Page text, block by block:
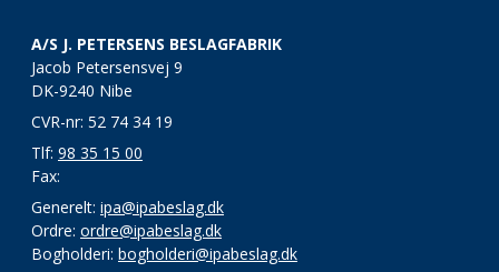
A/S J. PETERSENS BESLAGFABRIK
Jacob Petersensvej 9
DK-9240 Nibe
CVR-nr: 52 74 34 19
Tlf: 98 35 15 00
Fax:
Generelt: ipa@ipabeslag.dk
Ordre: ordre@ipabeslag.dk
Bogholderi: bogholderi@ipabeslag.dk